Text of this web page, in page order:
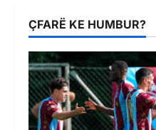
ÇFARË KE HUMBUR?